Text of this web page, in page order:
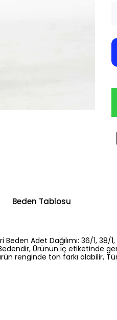
Beden Tablosu
Adet Dağılımı: 36/1, 38/
Ürünün iç etiketinde
renginde ton farkı olabilir,